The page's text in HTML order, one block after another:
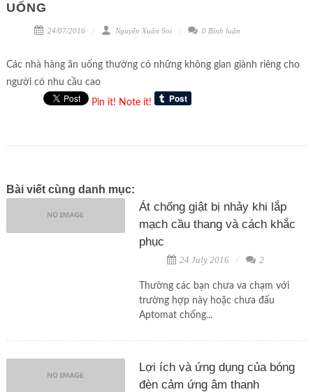
UỐNG
24/07/2016 Nguyễn Xuân Soi 0 Bình luận
Các nhà hàng ăn uống thường có những không gian giành riêng cho
người có nhu cầu cao
Pin it! Note it!
Bài viết cùng danh mục:
Át chống giật bị nhảy khi lắp
mạch cầu thang và cách khắc
phục
24 July 2016 2
Thường các bạn chưa va chạm với
trường hợp này hoặc chưa đấu
Aptomat chống...
Lợi ích và ứng dụng của bóng
đèn cảm ứng âm thanh